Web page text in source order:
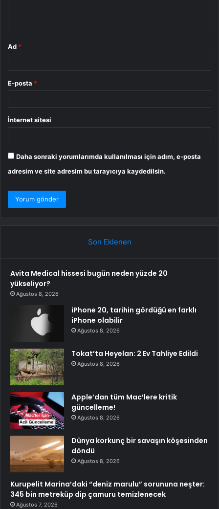
Ad *
E-posta *
İnternet sitesi
Daha sonraki yorumlarımda kullanılması için adım, e-posta
adresim ve site adresim bu tarayıcıya kaydedilsin.
Son Eklenen
Avita Medical hissesi bugün neden yüzde 20
yükseliyor?
Ağustos 8, 2026
iPhone 20, tarihin gördüğü en farklı
iPhone olabilir
Ağustos 8, 2026
Tokat’ta Heyelan: 2 Ev Tahliye Edildi
Ağustos 8, 2026
Apple’dan tüm Mac’lere kritik
güncelleme!
Ağustos 8, 2026
Dünya korkunç bir savaşın köşesinden
döndü
Ağustos 8, 2026
Kurupelit Marina’daki “deniz marulu” sorununa neşter:
345 bin metreküp dip çamuru temizlenecek
Ağustos 7, 2026